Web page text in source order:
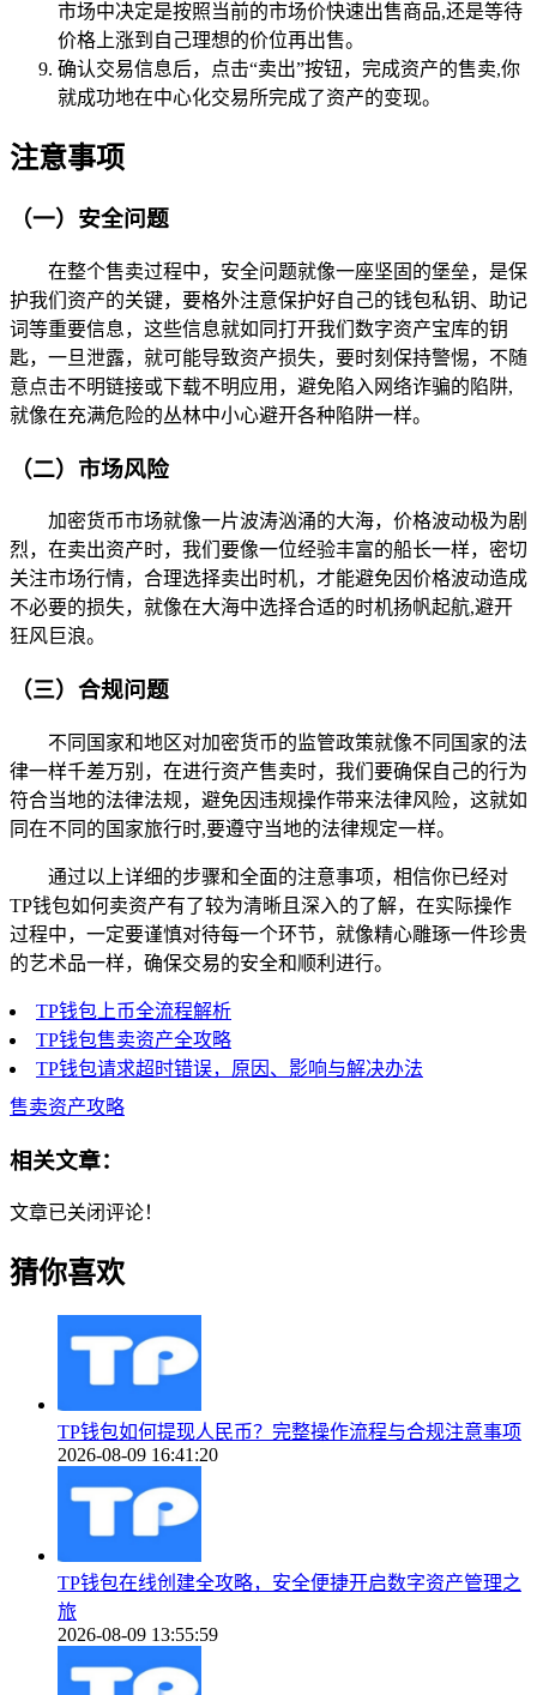
市场中决定是按照当前的市场价快速出售商品,还是等待
价格上涨到自己理想的价位再出售。
确认交易信息后，点击“卖出”按钮，完成资产的售卖,你
就成功地在中心化交易所完成了资产的变现。
注意事项
（一）安全问题
在整个售卖过程中，安全问题就像一座坚固的堡垒，是保
护我们资产的关键，要格外注意保护好自己的钱包私钥、助记
词等重要信息，这些信息就如同打开我们数字资产宝库的钥
匙，一旦泄露，就可能导致资产损失，要时刻保持警惕，不随
意点击不明链接或下载不明应用，避免陷入网络诈骗的陷阱,
就像在充满危险的丛林中小心避开各种陷阱一样。
（二）市场风险
加密货币市场就像一片波涛汹涌的大海，价格波动极为剧
烈，在卖出资产时，我们要像一位经验丰富的船长一样，密切
关注市场行情，合理选择卖出时机，才能避免因价格波动造成
不必要的损失，就像在大海中选择合适的时机扬帆起航,避开
狂风巨浪。
（三）合规问题
不同国家和地区对加密货币的监管政策就像不同国家的法
律一样千差万别，在进行资产售卖时，我们要确保自己的行为
符合当地的法律法规，避免因违规操作带来法律风险，这就如
同在不同的国家旅行时,要遵守当地的法律规定一样。
通过以上详细的步骤和全面的注意事项，相信你已经对
TP钱包如何卖资产有了较为清晰且深入的了解，在实际操作
过程中，一定要谨慎对待每一个环节，就像精心雕琢一件珍贵
的艺术品一样，确保交易的安全和顺利进行。
TP钱包上币全流程解析
TP钱包售卖资产全攻略
TP钱包请求超时错误，原因、影响与解决办法
售卖资产攻略
相关文章：
文章已关闭评论！
猜你喜欢
TP钱包如何提现人民币？完整操作流程与合规注意事项
2026-08-09 16:41:20
TP钱包在线创建全攻略，安全便捷开启数字资产管理之
旅
2026-08-09 13:55:59